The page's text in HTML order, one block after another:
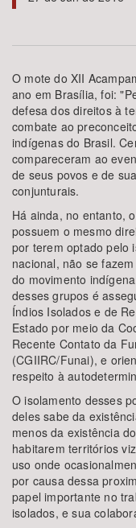
Subtema
Área Protegida
O mote do XII
ano em Brasília, foi:
defesa dos direitos à
combate ao
indígenas do Brasil.
compareceram ao
de seus povos e de
conjunturais.
Há ainda, no entanto,
possuem o mesmo
por terem optado pelo
nacional, não se
do movimento
desses grupos é
Índios Isolados e de
Estado por meio da
Recente Contato da
(CGIIRC/Funai), e
respeito à
O isolamento desses
deles sabe da
menos da existência
habitarem territórios
uso onde
por causa dessa
papel importante no
isolados, e sua